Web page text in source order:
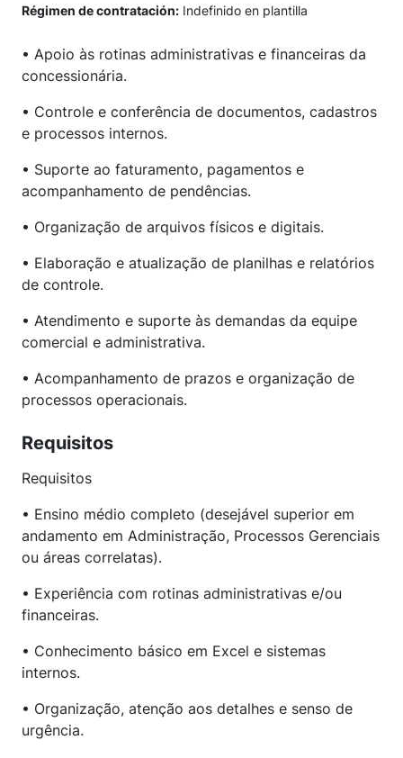
Régimen de contratación: Indefinido en plantilla
• Apoio às rotinas administrativas e financeiras da
concessionária.
• Controle e conferência de documentos, cadastros
e processos internos.
• Suporte ao faturamento, pagamentos e
acompanhamento de pendências.
• Organização de arquivos físicos e digitais.
• Elaboração e atualização de planilhas e relatórios
de controle.
• Atendimento e suporte às demandas da equipe
comercial e administrativa.
• Acompanhamento de prazos e organização de
processos operacionais.
Requisitos
Requisitos
• Ensino médio completo (desejável superior em
andamento em Administração, Processos Gerenciais
ou áreas correlatas).
• Experiência com rotinas administrativas e/ou
financeiras.
• Conhecimento básico em Excel e sistemas
internos.
• Organização, atenção aos detalhes e senso de
urgência.